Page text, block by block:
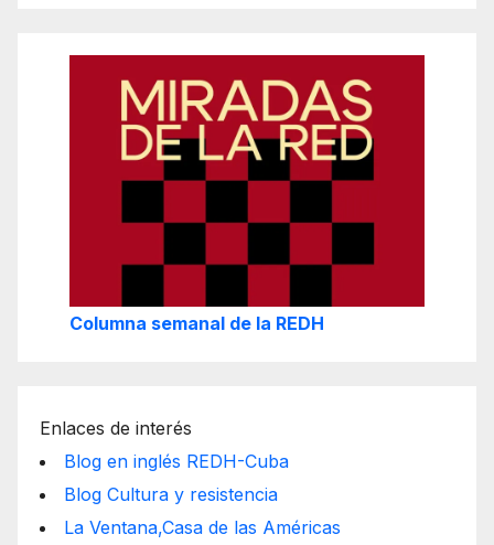
Columna semanal de la REDH
Enlaces de interés
Blog en inglés REDH-Cuba
Blog Cultura y resistencia
La Ventana,Casa de las Américas